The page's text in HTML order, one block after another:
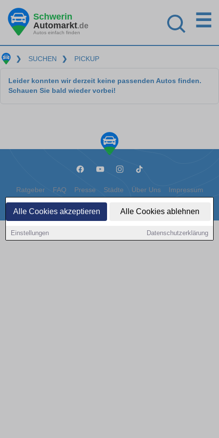
Alle Cookies akzeptieren Alle Cookies ablehnen
Einstellungen Datenschutzerklärung
Schwerin
Automarkt.de
Autos einfach finden
☰
❯ SUCHEN ❯ PICKUP
Leider konnten wir derzeit keine passenden Autos finden.
Schauen Sie bald wieder vorbei!
Ratgeber FAQ Presse Städte Über Uns Impressum
Datenschutz Cookies
Copyright © 2000 - 2026 | 1A Infosysteme GmbH | Content by: 1a-sites-autos